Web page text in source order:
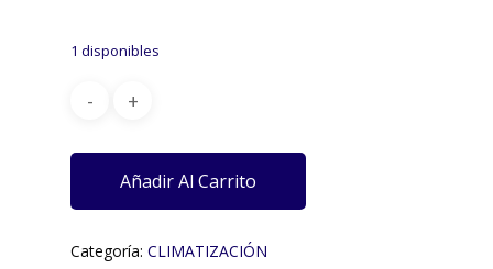
1 disponibles
Añadir Al Carrito
Categoría: CLIMATIZACIÓN